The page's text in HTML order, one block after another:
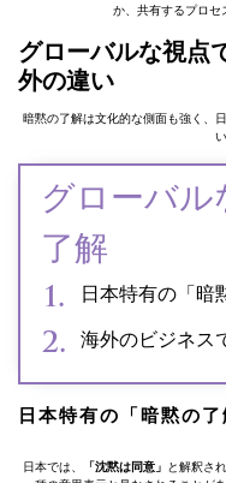
か、共有するプロセ
グローバルな視点
外の違い
暗黙の了解は文化的な側面も強く、
グローバル
了解
日本特有の「暗
海外のビジネス
日本特有の「暗黙の了
日本では、 「沈黙は同意」
と解釈さ